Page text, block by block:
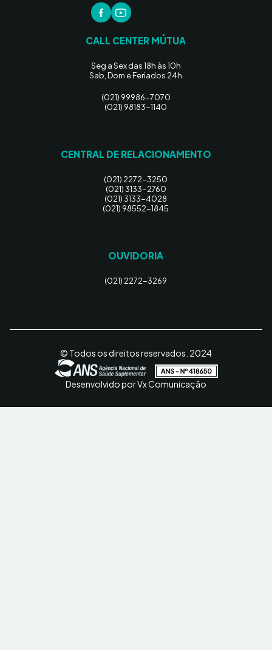
CALL CENTER MÚTUA
Seg a Sex das 18h às 10h
Sab, Dom e Feriados 24h
(021) 99986-7070
(021) 98183-1140
CENTRAL DE RELACIONAMENTO
(021) 2272-3250
(021) 3133-2760
(021) 3133-4028
(021) 98552-1845
OUVIDORIA
(021) 2272-3269
© Todos os direitos reservados. 2024
Desenvolvido por Vx Comunicação